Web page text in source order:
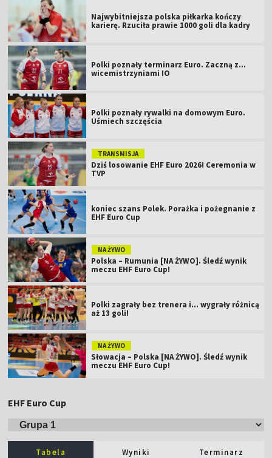
Najwybitniejsza polska piłkarka kończy
karierę. Rzuciła prawie 1000 goli dla kadry
Polki poznały terminarz Euro. Zaczną z...
wicemistrzyniami IO
Polki poznały rywalki na domowym Euro.
Uśmiech szczęścia
TRANSMISJA
Dziś losowanie EHF Euro 2026! Ceremonia w
TVP
koniec szans Polek. Porażka i pożegnanie z
EHF Euro Cup
NA ŻYWO
Polska – Rumunia [NA ŻYWO]. Śledź wynik
meczu EHF Euro Cup!
Polki zagrały bez trenera i... wygrały różnicą
aż 13 goli!
NA ŻYWO
Słowacja – Polska [NA ŻYWO]. Śledź wynik
meczu EHF Euro Cup!
EHF Euro Cup
Tabela Wyniki Terminarz